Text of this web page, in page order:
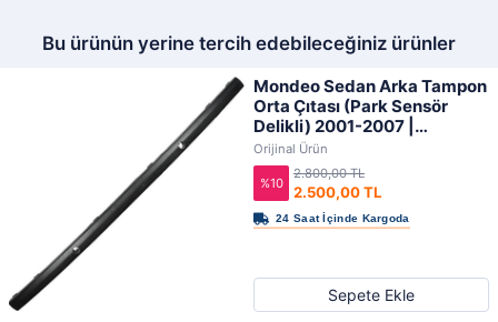
Bu ürünün yerine tercih edebileceğiniz ürünler
Mondeo Sedan Arka Tampon
Orta Çıtası (Park Sensör
Delikli) 2001-2007 |
ORIJINAL
Orijinal Ürün
%10 2.500,00 TL
2.800,00 TL
Sepete Ekle